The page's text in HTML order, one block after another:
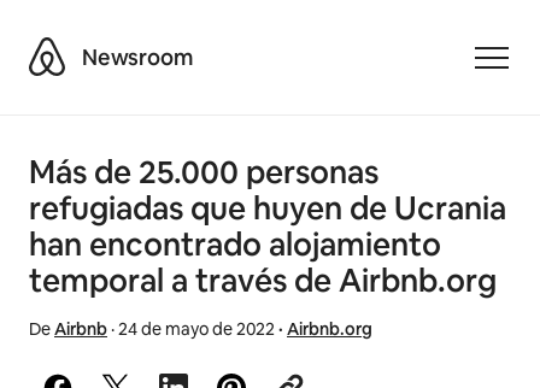
AirbnbNewsroom
Más de 25.000 personas
refugiadas que huyen de Ucrania
han encontrado alojamiento
temporal a través de Airbnb.org
DeAirbnb·24 de mayo de 2022· Airbnb.org